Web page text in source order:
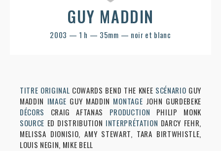
GUY MADDIN
2003 — 1 h — 35mm — noir et blanc
TITRE ORIGINAL COWARDS BEND THE KNEE SCÉNARIO GUY
MADDIN IMAGE GUY MADDIN MONTAGE JOHN GURDEBEKE
DÉCORS CRAIG AFTANAS PRODUCTION PHILIP MONK
SOURCE ED DISTRIBUTION INTERPRÉTATION DARCY FEHR,
MELISSA DIONISIO, AMY STEWART, TARA BIRTWHISTLE,
LOUIS NEGIN, MIKE BELL